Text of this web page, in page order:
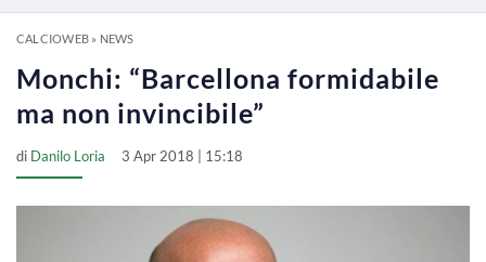
CALCIOWEB» NEWS
Monchi: “Barcellona formidabile
ma non invincibile”
di Danilo Loria 3 Apr 2018 | 15:18